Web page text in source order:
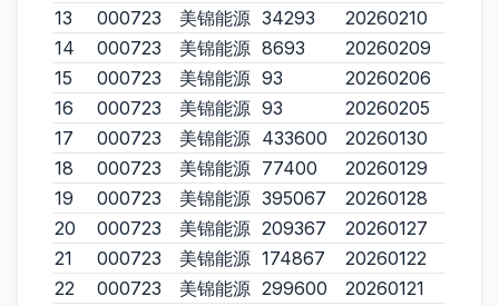
13
000723 美锦能源 34293
20260210
14
000723 美锦能源 8693
20260209
15
000723 美锦能源 93
20260206
16
000723 美锦能源 93
20260205
17
000723 美锦能源 433600
20260130
18
000723 美锦能源 77400
20260129
19
000723 美锦能源 395067
20260128
20
000723 美锦能源 209367
20260127
21
000723 美锦能源 174867
20260122
22
000723 美锦能源 299600
20260121